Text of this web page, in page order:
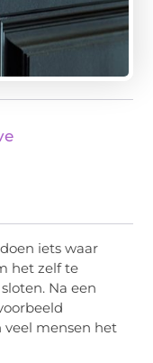
iets waar
het zelf te
Na een
mensen het